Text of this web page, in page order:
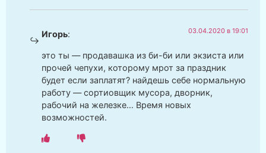
Игорь: 03.04.2020 в 19:01
это ты — продавашка из би-би или экзиста или
прочей чепухи, которому мрот за праздник
будет если заплатят? найдешь себе нормальную
работу — сортиовщик мусора, дворник,
рабочий на железке… Время новых
возможностей.